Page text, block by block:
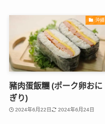
沖繩
豬肉蛋飯糰 (ポーク卵おに
ぎり)
2024年6月22日 2024年6月24日